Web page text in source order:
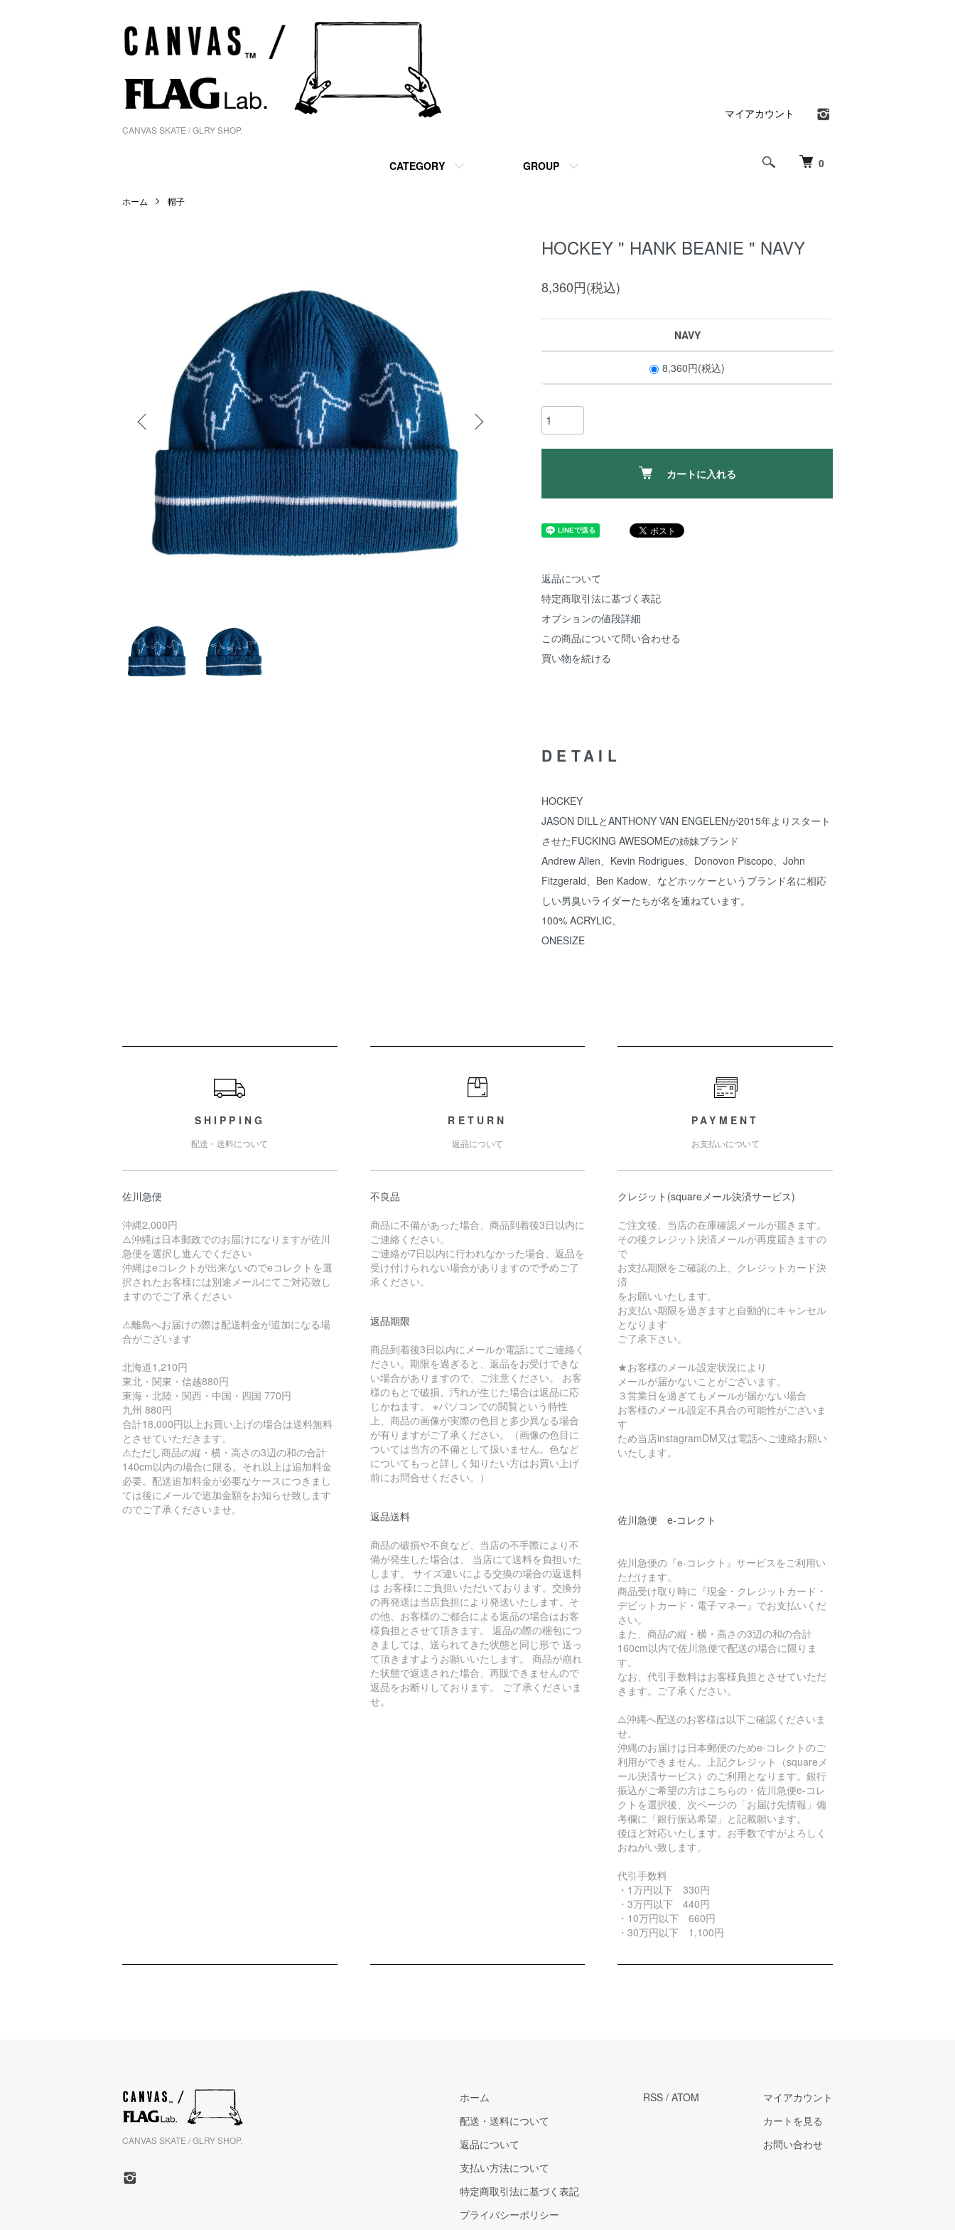
CANVAS SKATE / GLRY SHOP.
0
CATEGORY GROUP
マイアカウント
ホーム 帽子
HOCKEY " HANK BEANIE " NAVY
8,360円(税込)
NAVY
8,360円(税込)
カートに入れる
返品について
特定商取引法に基づく表記
オプションの値段詳細
この商品について問い合わせる
買い物を続ける
DETAIL
HOCKEY
JASON DILLとANTHONY VAN ENGELENが2015年よりスタート
させたFUCKING AWESOMEの姉妹ブランド
Andrew Allen、Kevin Rodrigues、Donovon Piscopo、John
Fitzgerald、Ben Kadow、などホッケーというブランド名に相応
しい男臭いライダーたちが名を連ねています。
100% ACRYLIC。
ONESIZE
SHIPPING
配送・送料について
佐川急便
沖縄2,000円
⚠️沖縄は日本郵政でのお届けになりますが佐川
急便を選択し進んでください
沖縄はeコレクトが出来ないのでeコレクトを選
択されたお客様には別途メールにてご対応致し
ますのでご了承ください
⚠️離島へお届けの際は配送料金が追加になる場
合がございます
北海道1,210円
東北・関東・信越880円
東海・北陸・関西・中国・四国 770円
九州 880円
合計18,000円以上お買い上げの場合は送料無料
とさせていただきます。
⚠️ただし商品の縦・横・高さの3辺の和の合計
140cm以内の場合に限る。それ以上は追加料金
必要。配送追加料金が必要なケースにつきまし
ては後にメールで追加金額をお知らせ致します
のでご了承くださいませ。
RETURN
返品について
不良品
商品に不備があった場合、商品到着後3日以内に
ご連絡ください。
ご連絡が7日以内に行われなかった場合、返品を
受け付けられない場合がありますので予めご了
承ください。
返品期限
商品到着後3日以内にメールか電話にてご連絡く
ださい。期限を過ぎると、返品をお受けできな
い場合がありますので、ご注意ください。 お客
様のもとで破損、汚れが生じた場合は返品に応
じかねます。 ※パソコンでの閲覧という特性
上、商品の画像が実際の色目と多少異なる場合
が有りますがご了承ください。（画像の色目に
ついては当方の不備として扱いません。色など
についてもっと詳しく知りたい方はお買い上げ
前にお問合せください。）
返品送料
商品の破損や不良など、当店の不手際により不
備が発生した場合は、 当店にて送料を負担いた
します。 サイズ違いによる交換の場合の返送料
は お客様にご負担いただいております。交換分
の再発送は当店負担により発送いたします。そ
の他、お客様のご都合による返品の場合はお客
様負担とさせて頂きます。 返品の際の梱包につ
きましては、送られてきた状態と同じ形で 送っ
て頂きますようお願いいたします。 商品が崩れ
た状態で返送された場合、再販できませんので
返品をお断りしております。 ご了承くださいま
せ。
PAYMENT
お支払いについて
クレジット(squareメール決済サービス)
ご注文後、当店の在庫確認メールが届きます。
その後クレジット決済メールが再度届きますの
で
お支払期限をご確認の上、クレジットカード決
済
をお願いいたします。
お支払い期限を過ぎますと自動的にキャンセル
となります
ご了承下さい。
★お客様のメール設定状況により
メールが届かないことがございます。
３営業日を過ぎてもメールが届かない場合
お客様のメール設定不具合の可能性がございま
す
ため当店instagramDM又は電話へご連絡お願い
いたします。
佐川急便 e-コレクト
佐川急便の『e-コレクト』サービスをご利用い
ただけます。
商品受け取り時に『現金・クレジットカード・
デビットカード・電子マネー』でお支払いくだ
さい。
また、商品の縦・横・高さの3辺の和の合計
160cm以内で佐川急便で配送の場合に限りま
す。
なお、代引手数料はお客様負担とさせていただ
きます。ご了承ください。
⚠️沖縄へ配送のお客様は以下ご確認くださいま
せ。
沖縄のお届けは日本郵便のためe-コレクトのご
利用ができません。上記クレジット（squareメ
ール決済サービス）のご利用となります。銀行
振込がご希望の方はこちらの・佐川急便e-コレ
クトを選択後、次ページの「お届け先情報」備
考欄に「銀行振込希望」と記載願います。
後ほど対応いたします。お手数ですがよろしく
おねがい致します。
代引手数料
・1万円以下 330円
・3万円以下 440円
・10万円以下 660円
・30万円以下 1,100円
CANVAS SKATE / GLRY SHOP.
ホーム
配送・送料について
返品について
支払い方法について
特定商取引法に基づく表記
プライバシーポリシー
RSS / ATOM
マイアカウント
カートを見る
お問い合わせ